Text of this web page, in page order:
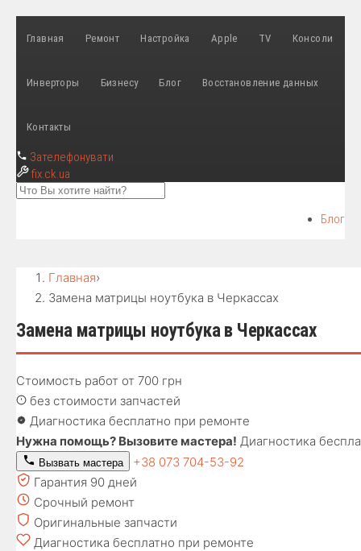
Главная Ремонт Настройка Apple TV Консоли
Инверторы Бизнесу Блог Восстановление данных
Контакты
Зателефонувати
fix.ck.ua
Блог
Главная›
Замена матрицы ноутбука в Черкассах
Замена матрицы ноутбука в Черкассах
Стоимость работ от 700 грн
без стоимости запчастей
Диагностика бесплатно при ремонте
Нужна помощь? Вызовите мастера! Диагностика
Вызвать мастера
+38 073 704-53-92
Гарантия 90 дней
Срочный ремонт
Оригинальные запчасти
Диагностика бесплатно при ремонте